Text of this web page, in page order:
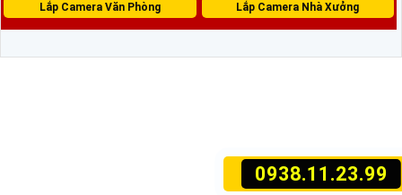
0938.11.23.99
Lắp Camera Văn Phòng Lắp Camera Nhà Xưởng